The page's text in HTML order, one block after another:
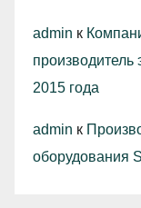
admin к
производитель
2015 года
admin к
оборудования